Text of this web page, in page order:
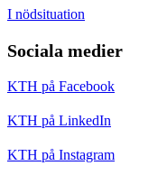
I nödsituation
Sociala medier
KTH på Facebook
KTH på LinkedIn
KTH på Instagram